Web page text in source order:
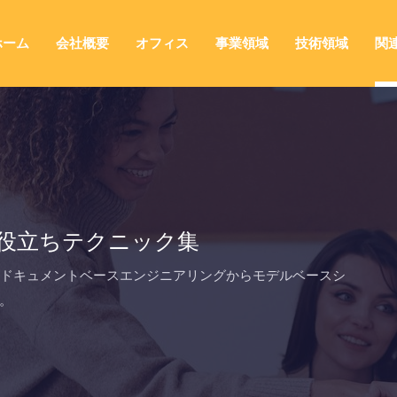
ム 会社概要 オフィス 事業領域 技術領域 関
ちテクニック集
ュメントベースエンジニアリングからモデルベースシ